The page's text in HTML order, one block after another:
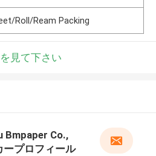
Roll/Ream Packing
見て下さい
Bmpaper Co.,
ープロフィール